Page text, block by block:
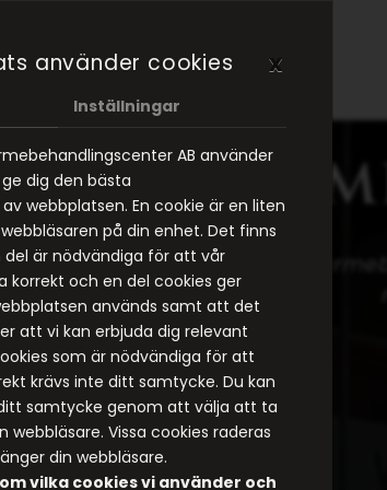
affärsidé — Att erbjuda
x
använder cookies
Inställningar
AB använder
dig den bästa
webbplatsen. En cookie är en liten
på din enhet. Det finns
del är nödvändiga för att vår
korrekt och en del cookies ger
används samt att det
att vi kan erbjuda dig relevant
som är nödvändiga för att
krävs inte ditt samtycke. Du kan
samtycke genom att välja att ta
webbläsare. Vissa cookies raderas
din webbläsare.
vilka cookies vi använder och